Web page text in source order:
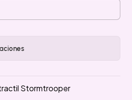
Stormtrooper